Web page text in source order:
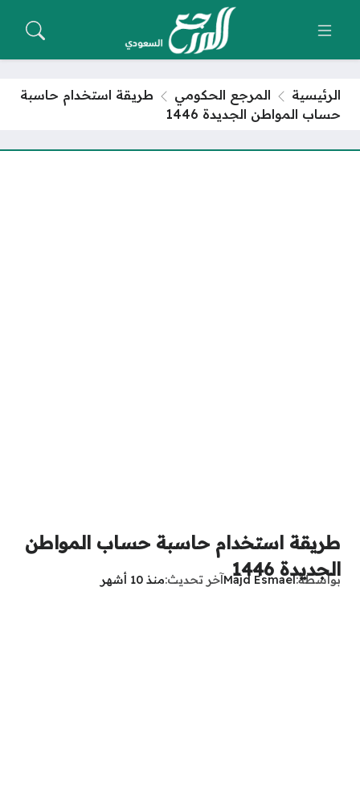
الرئيسية المرجع الحكومي
طريقة استخدام حاسبة
حساب المواطن الجديدة 1446
طريقة استخدام حاسبة حساب المواطن
الجديدة 1446
بواسطةMajd Esmaelآخر تحديث منذ 10 أشهر